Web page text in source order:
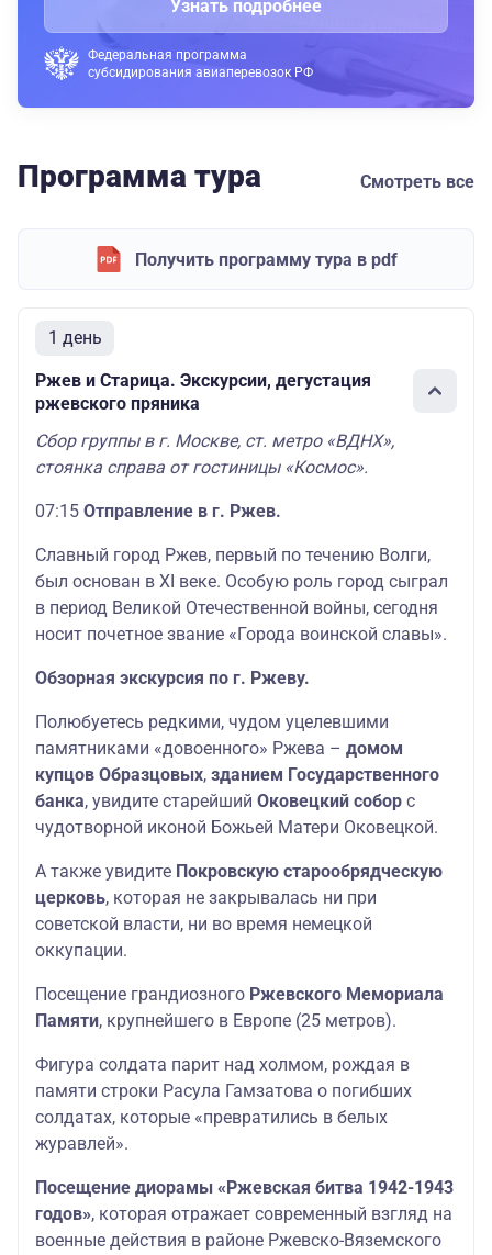
Узнать подробнее
Федеральная программа
субсидирования авиаперевозок РФ
Программа тура Смотреть все
Получить программу тура в pdf
1 день
Ржев и Старица. Экскурсии, дегустация
ржевского пряника
Сбор группы в г. Москве, ст. метро «ВДНХ»,
стоянка справа от гостиницы «Космос».
07:15 Отправление в г. Ржев.
Славный город Ржев, первый по течению Волги,
был основан в XI веке. Особую роль город сыграл
в период Великой Отечественной войны, сегодня
носит почетное звание «Города воинской славы».
Обзорная экскурсия по г. Ржеву.
Полюбуетесь редкими, чудом уцелевшими
памятниками «довоенного» Ржева – домом
купцов Образцовых, зданием Государственного
банка, увидите старейший Оковецкий собор с
чудотворной иконой Божьей Матери Оковецкой.
А также увидите Покровскую старообрядческую
церковь, которая не закрывалась ни при
советской власти, ни во время немецкой
оккупации.
Посещение грандиозного Ржевского Мемориала
Памяти, крупнейшего в Европе (25 метров).
Фигура солдата парит над холмом, рождая в
памяти строки Расула Гамзатова о погибших
солдатах, которые «превратились в белых
журавлей».
Посещение диорамы «Ржевская битва 1942-1943
годов», которая отражает современный взгляд на
военные действия в районе Ржевско-Вяземского